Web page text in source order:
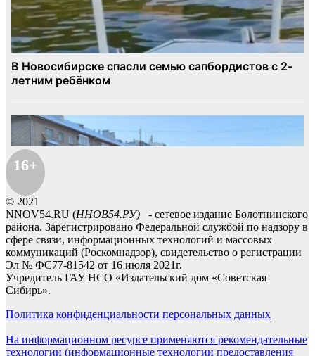
16+
© 2021
NNOV54.RU (ННОВ54.РУ) - сетевое издание Болотнинского
района. Зарегистрировано Федеральной службой по надзору в
сфере связи, информационных технологий и массовых
коммуникаций (Роскомнадзор), свидетельство о регистрации
Эл № ФС77-81542 от 16 июля 2021г.
Учредитель ГАУ НСО «Издательский дом «Советская
Сибирь».
Политика конфиденциальности персональных данных
На информационном ресурсе применяются рекомендательные
технологии (информационные технологии предоставления